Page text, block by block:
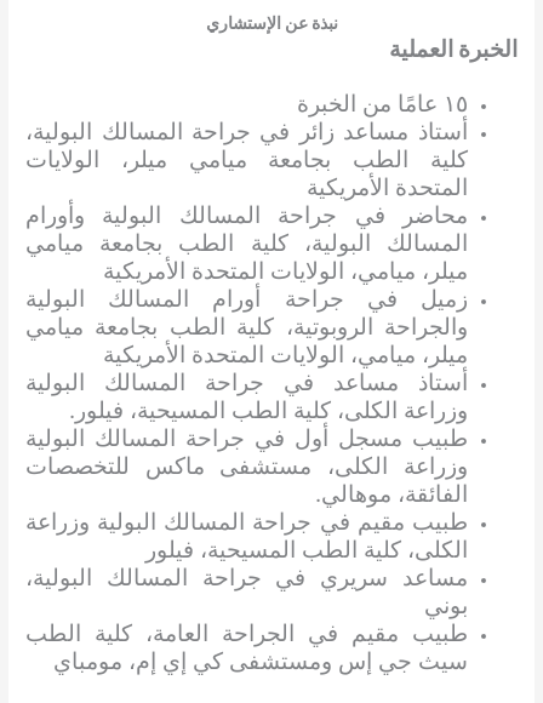
نبذة عن الإستشاري
الخبرة العملية
١٥ عامًا من الخبرة
أستاذ مساعد زائر في جراحة المسالك البولية،
كلية الطب بجامعة ميامي ميلر، الولايات
المتحدة الأمريكية
محاضر في جراحة المسالك البولية وأورام
المسالك البولية، كلية الطب بجامعة ميامي
ميلر، ميامي، الولايات المتحدة الأمريكية
زميل في جراحة أورام المسالك البولية
والجراحة الروبوتية، كلية الطب بجامعة ميامي
ميلر، ميامي، الولايات المتحدة الأمريكية
أستاذ مساعد في جراحة المسالك البولية
وزراعة الكلى، كلية الطب المسيحية، فيلور.
طبيب مسجل أول في جراحة المسالك البولية
وزراعة الكلى، مستشفى ماكس للتخصصات
الفائقة، موهالي.
طبيب مقيم في جراحة المسالك البولية وزراعة
الكلى، كلية الطب المسيحية، فيلور
مساعد سريري في جراحة المسالك البولية،
بوني
طبيب مقيم في الجراحة العامة، كلية الطب
سيث جي إس ومستشفى كي إي إم، مومباي